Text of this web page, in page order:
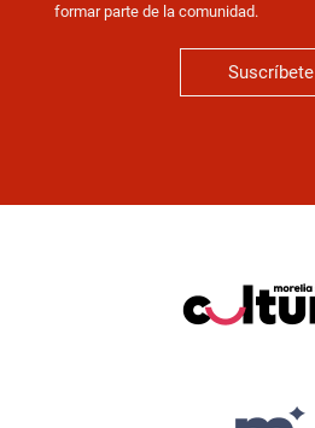
formar parte de la comunidad.
Suscríbete